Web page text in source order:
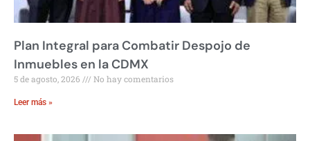
Plan Integral para Combatir Despojo de
Inmuebles en la CDMX
5 de agosto, 2026 No hay comentarios
Leer más »